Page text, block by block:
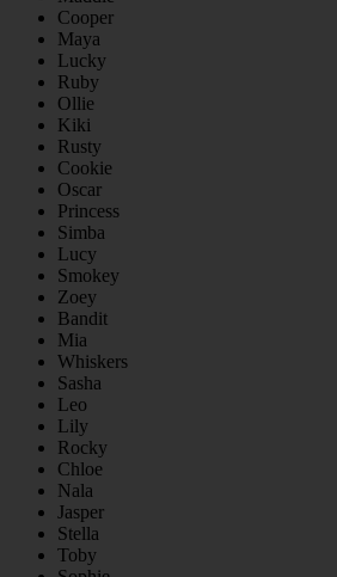
Cooper
Maya
Lucky
Ruby
Ollie
Kiki
Rusty
Cookie
Oscar
Princess
Simba
Lucy
Smokey
Zoey
Bandit
Mia
Whiskers
Sasha
Leo
Lily
Rocky
Chloe
Nala
Jasper
Stella
Toby